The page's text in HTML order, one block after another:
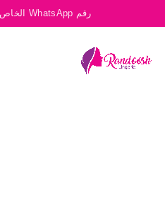
رقم WhatsApp الخاص بنا: